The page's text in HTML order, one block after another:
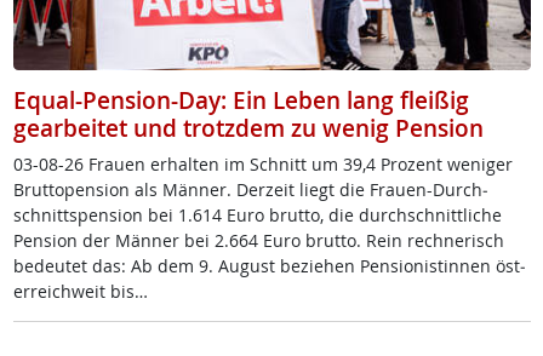
Equal-Pension-Day: Ein Leben lang fleißig
gearbeitet und trotzdem zu wenig Pension
03-08-26 Frau­en er­hal­ten im Schnitt um 39,4 Pro­zent we­ni­ger
Brut­to­pen­si­on als Män­ner. Der­zeit liegt die Frau­en-Durch­
schnitt­s­pen­si­on bei 1.614 Eu­ro brut­to, die durch­schnitt­li­che
Pen­si­on der Män­ner bei 2.664 Eu­ro brut­to. Rein rech­ne­risch
be­deu­tet das: Ab dem 9. Au­gust be­zie­hen Pen­sio­nis­tin­nen ös­t­
er­reich­weit bis…